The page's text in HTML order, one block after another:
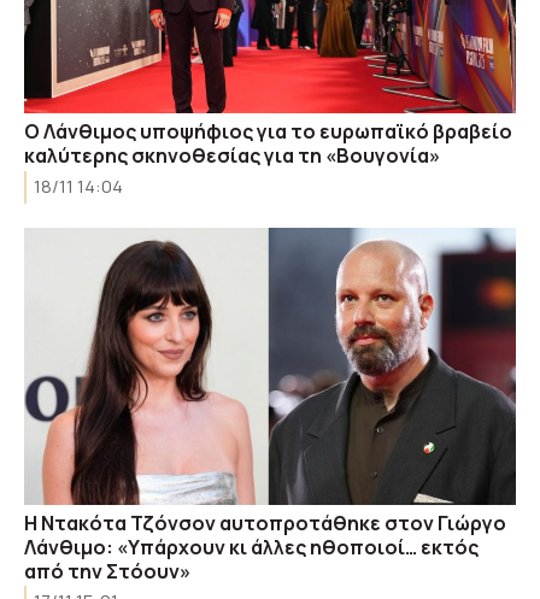
Ο Λάνθιμος υποψήφιος για το ευρωπαϊκό βραβείο
καλύτερης σκηνοθεσίας για τη «Βουγονία»
18/11 14:04
Η Ντακότα Τζόνσον αυτοπροτάθηκε στον Γιώργο
Λάνθιμο: «Υπάρχουν κι άλλες ηθοποιοί… εκτός
από την Στόουν»